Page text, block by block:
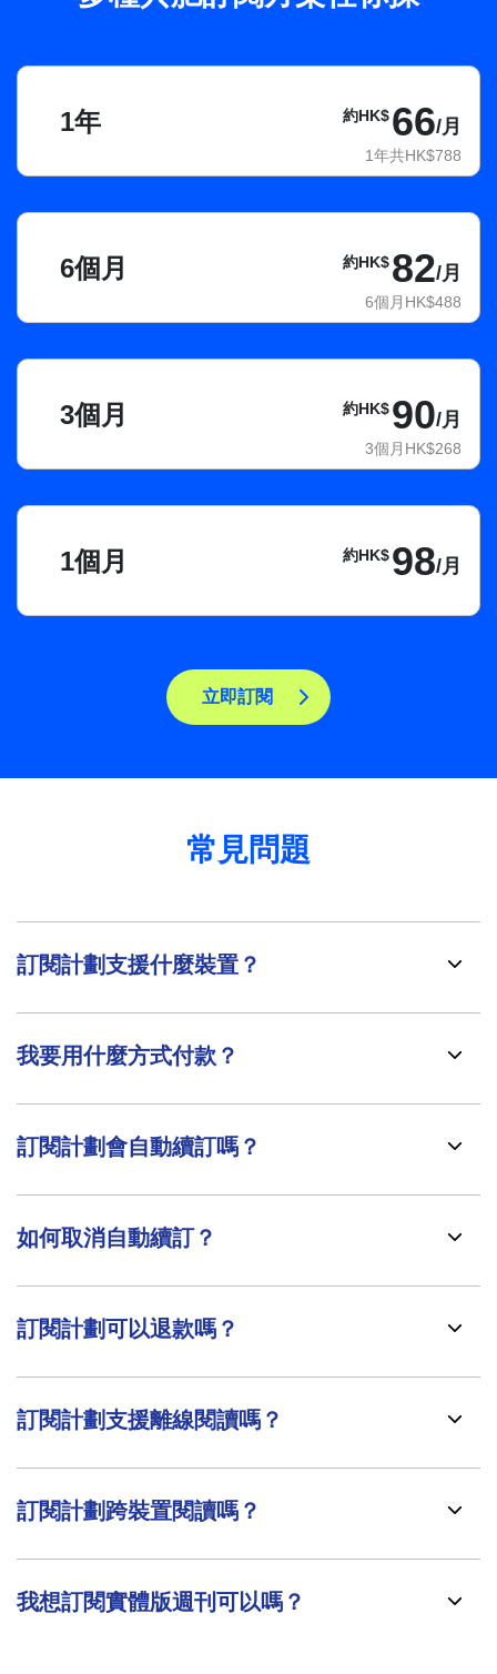
1年 約HK$66/月
1年共HK$788
6個月 約HK$82/月
6個月HK$488
3個月 約HK$90/月
3個月HK$268
1個月 約HK$98/月
立即訂閱
常見問題
訂閱計劃支援什麼裝置？
我要用什麼方式付款？
訂閱計劃會自動續訂嗎？
如何取消自動續訂？
訂閱計劃可以退款嗎？
訂閱計劃支援離線閱讀嗎？
訂閱計劃跨裝置閱讀嗎？
我想訂閱實體版週刊可以嗎？